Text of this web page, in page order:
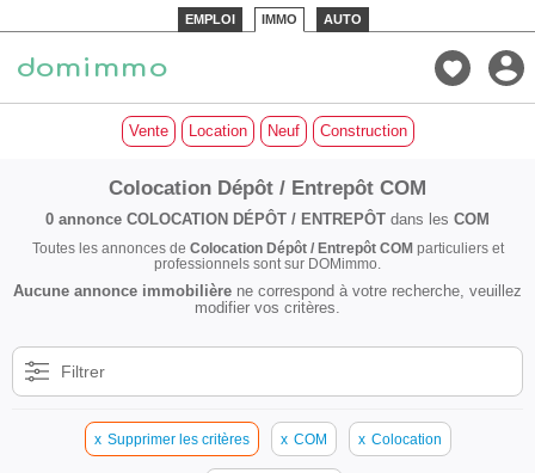
EMPLOI IMMO AUTO
Vente Location Neuf Construction
Colocation Dépôt / Entrepôt COM
0 annonce COLOCATION DÉPÔT / ENTREPÔT dans les COM
Toutes les annonces de Colocation Dépôt / Entrepôt COMparticuliers et
professionnels sont sur DOMimmo.
Aucune annonce immobilière ne correspond à votre recherche, veuillez
modifier vos critères.
Filtrer
x Supprimer les critères x COM x Colocation